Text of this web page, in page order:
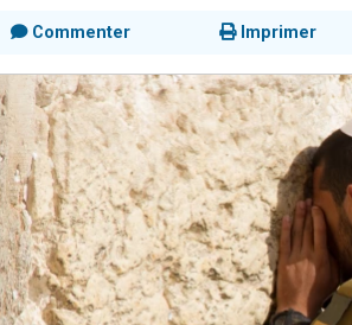
Commenter Imprimer